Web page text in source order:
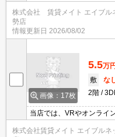
りWEBのみでの契約も可
株式会社 賃貸メイト エイブル
勢店
情報更新日 2026/08/02
画像：17枚
5.5万円
敷
な
2階
当店では、VRやオンライ
りWEBのみでの契約も可
株式会社賃貸メイト エイブルネ